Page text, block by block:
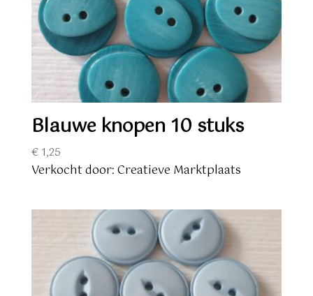
Blauwe knopen 10 stuks
€1,25
Verkocht door: Creatieve Marktplaats